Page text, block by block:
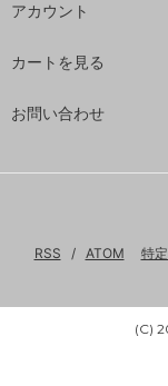
アカウント
カートを見る
お問い合わせ
RSS / ATOM 特
(C)